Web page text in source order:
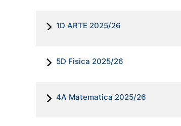
1D ARTE 2025/26
5D Fisica 2025/26
4A Matematica 2025/26